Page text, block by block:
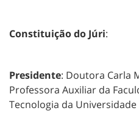
Constituição do Júri:
Presidente: Doutora Carla
Professora Auxiliar da
Tecnologia da Universidade